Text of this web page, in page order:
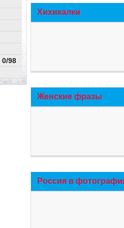
98
Хихикалки
Женские фразы
Россия в